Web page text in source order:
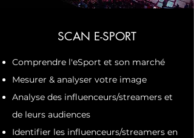
SCAN E-SPORT
Comprendre l'eSport et son marché
Mesurer & analyser votre image
Analyse des influenceurs/streamers et
de leurs audiences
Identifier les influenceurs/streamers en